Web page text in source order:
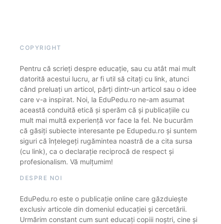
COPYRIGHT
Pentru că scrieți despre educație, sau cu atât mai mult
datorită acestui lucru, ar fi util să citați cu link, atunci
când preluați un articol, părți dintr-un articol sau o idee
care v-a inspirat. Noi, la EduPedu.ro ne-am asumat
această conduită etică și sperăm că și publicațiile cu
mult mai multă experiență vor face la fel. Ne bucurăm
că găsiți subiecte interesante pe Edupedu.ro și suntem
siguri că înțelegeți rugămintea noastră de a cita sursa
(cu link), ca o declarație reciprocă de respect și
profesionalism. Vă mulțumim!
DESPRE NOI
EduPedu.ro este o publicație online care găzduiește
exclusiv articole din domeniul educației și cercetării.
Urmărim constant cum sunt educați copiii noștri, cine și